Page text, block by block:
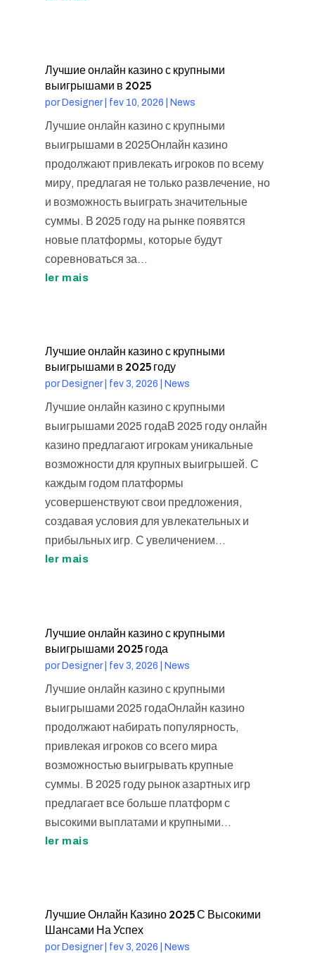
Лучшие онлайн казино с крупными
выигрышами в 2025
por Designer| fev 10, 2026 News
Лучшие онлайн казино с крупными
выигрышами в 2025Онлайн казино
продолжают привлекать игроков по всему
миру, предлагая не только развлечение, но
и возможность выиграть значительные
суммы. В 2025 году на рынке появятся
новые платформы, которые будут
соревноваться за...
ler mais
Лучшие онлайн казино с крупными
выигрышами в 2025 году
por Designer| fev 3, 2026 News
Лучшие онлайн казино с крупными
выигрышами 2025 годаВ 2025 году онлайн
казино предлагают игрокам уникальные
возможности для крупных выигрышей. С
каждым годом платформы
усовершенствуют свои предложения,
создавая условия для увлекательных и
прибыльных игр. С увеличением...
ler mais
Лучшие онлайн казино с крупными
выигрышами 2025 года
porDesigner| fev 3, 2026 News
Лучшие онлайн казино с крупными
выигрышами 2025 годаОнлайн казино
продолжают набирать популярность,
привлекая игроков со всего мира
возможностью выигрывать крупные
суммы. В 2025 году рынок азартных игр
предлагает все больше платформ с
высокими выплатами и крупными...
ler mais
Лучшие Онлайн Казино 2025 С Высокими
Шансами На Успех
por Designer| fev 3, 2026 News